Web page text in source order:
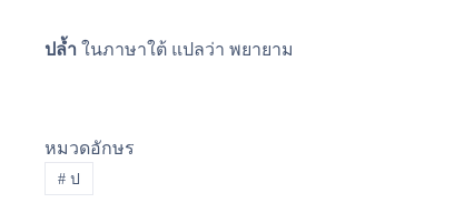
ปล้ำ ในภาษาใต้ แปลว่า พยายาม
หมวดอักษร
#ป